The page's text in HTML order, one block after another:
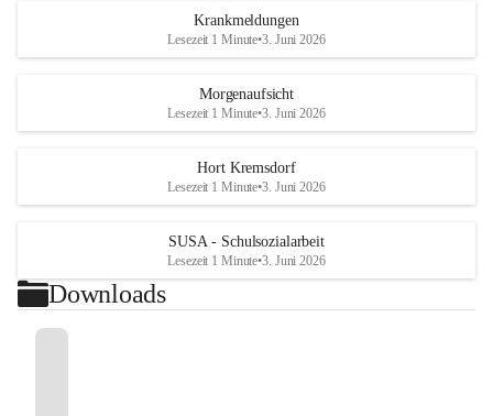
Krankmeldungen
Lesezeit 1 Minute•3. Juni 2026
Morgenaufsicht
Lesezeit 1 Minute•3. Juni 2026
Hort Kremsdorf
Lesezeit 1 Minute•3. Juni 2026
SUSA - Schulsozialarbeit
Lesezeit 1 Minute•3. Juni 2026
Downloads